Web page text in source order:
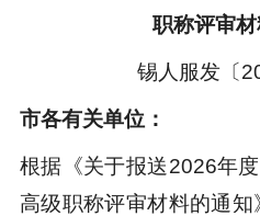
职称评审
锡人服发〔
市各有关单位：
根据《关于报送2026年
高级职称评审材料的通知